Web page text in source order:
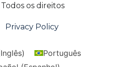
os direitos
Privacy Policy
Inglês)
Português